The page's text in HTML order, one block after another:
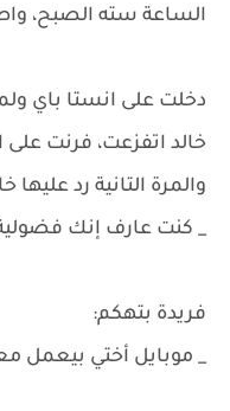
الساعة سته الصبح،
دخلت على انستا باي
خالد اتفزعت، فرنت على
والمرة التانية رد
_ كنت عارف إنك
فريدة بتهكم:
_ موبايل أختي بيعمل